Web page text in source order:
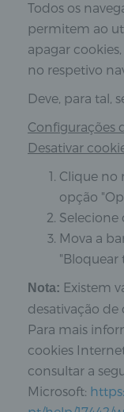
Todos os
permitem ao
apagar
no respetivo
Deve, para tal,
Configurações
Desativar
Clique no
opção
Selecione
Mova a
"Bloquear
Nota: Existem
desativação de
Para mais
cookies
consultar a
Microsoft: